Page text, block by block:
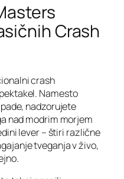
Crash
crash
Namesto
nadzorujete
nad modrim morjem
lever – štiri različne
tveganja v živo,